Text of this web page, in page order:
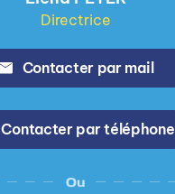
Directrice
Contacter par mail
Contacter par téléphone
Ou